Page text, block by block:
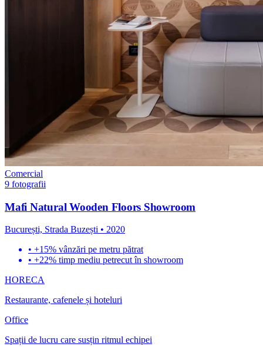
Comercial
9 fotografii
Mafi Natural Wooden Floors Showroom
București, Strada Buzești • 2020
• +15% vânzări pe metru pătrat
• +22% timp mediu petrecut în showroom
HORECA
Restaurante, cafenele și hoteluri
Office
Spații de lucru care susțin ritmul echipei